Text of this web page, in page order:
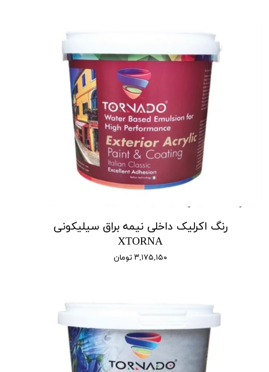
رنگ اکرلیک داخلی نیمه براق سیلیکونی
XTORNA
۳,۱۷۵,۱۵۰ تومان